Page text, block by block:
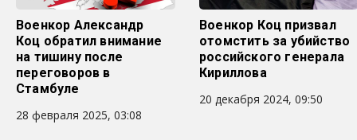
Военкор Александр
Коц обратил внимание
на тишину после
переговоров в
Стамбуле
28 февраля 2025, 03:08
Военкор Коц призвал
отомстить за убийство
российского генерала
Кириллова
20 декабря 2024, 09:50